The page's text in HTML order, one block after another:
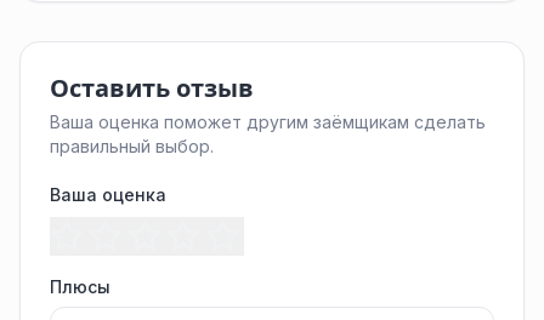
Оставить отзыв
Ваша оценка поможет другим заёмщикам сделать
правильный выбор.
Ваша оценка
Плюсы